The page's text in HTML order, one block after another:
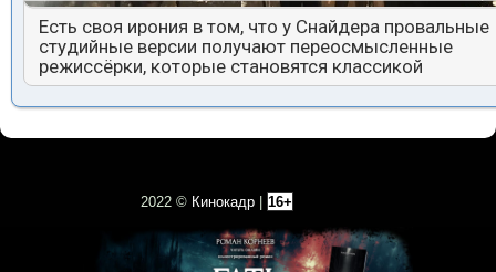
Есть своя ирония в том, что у Снайдера провальные
студийные версии получают переосмысленные
режиссёрки, которые становятся классикой
2022 © Кинокадр 16+